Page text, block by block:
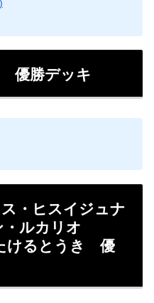
優勝デッキ
ス・ヒスイジュナ
ルカリオ
けるとうき 優